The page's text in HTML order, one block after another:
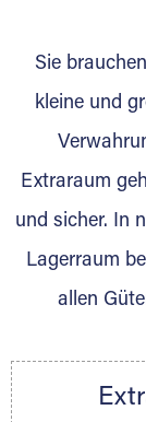
Ihre
Digitale
Nachricht.
Telefon:
Sie
kleine und
Extraraum
und sicher. In
Lagerraum
allen